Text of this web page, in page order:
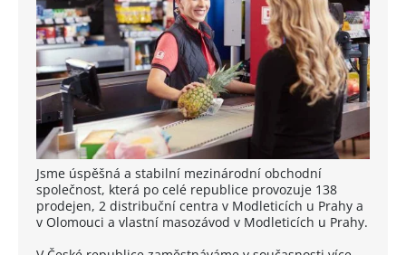
Jsme úspěšná a stabilní mezinárodní obchodní
společnost, která po celé republice provozuje 138
prodejen, 2 distribuční centra v Modleticích u Prahy a
v Olomouci a vlastní masozávod v Modleticích u Prahy.